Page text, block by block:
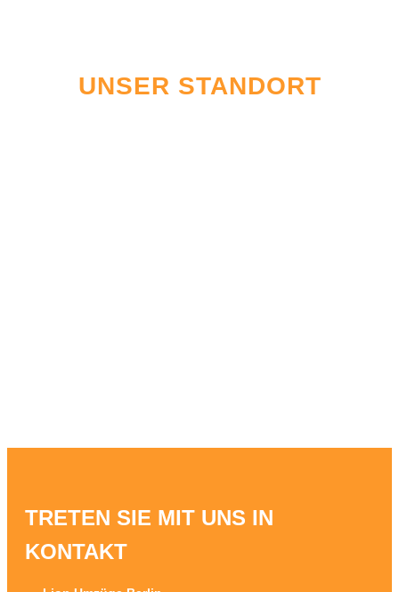
UNSER STANDORT
TRETEN SIE MIT UNS IN
KONTAKT